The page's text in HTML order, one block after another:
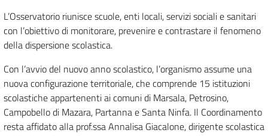
L’Osservatorio riunisce scuole, enti locali, servizi sociali e sanitari
con l’obiettivo di monitorare, prevenire e contrastare il fenomeno
della dispersione scolastica.
Con l’avvio del nuovo anno scolastico, l’organismo assume una
nuova configurazione territoriale, che comprende 15 istituzioni
scolastiche appartenenti ai comuni di Marsala, Petrosino,
Campobello di Mazara, Partanna e Santa Ninfa. Il Coordinamento
resta affidato alla prof.ssa Annalisa Giacalone, dirigente scolastica